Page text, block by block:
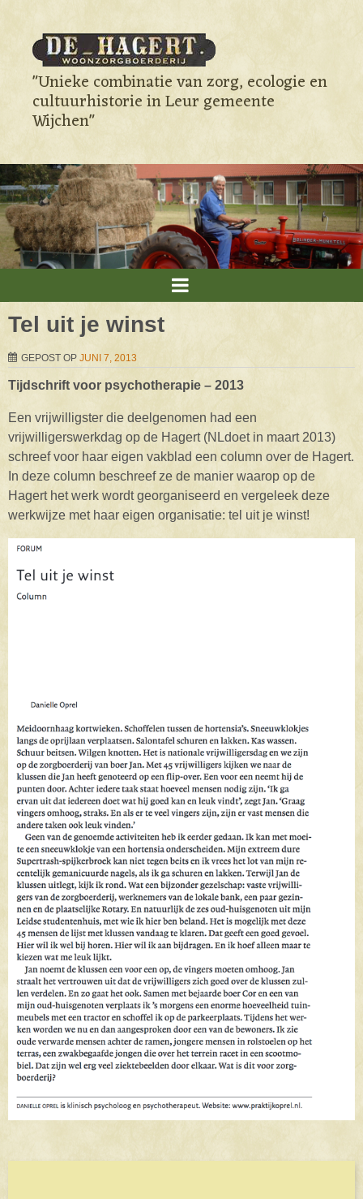
"Unieke combinatie van zorg, ecologie en
cultuurhistorie in Leur gemeente
Wijchen"
Tel uit je winst
GEPOST OP JUNI 7, 2013
Tijdschrift voor psychotherapie – 2013
Een vrijwilligster die deelgenomen had een
vrijwilligerswerkdag op de Hagert (NLdoet in maart 2013)
schreef voor haar eigen vakblad een column over de Hagert.
In deze column beschreef ze de manier waarop op de
Hagert het werk wordt georganiseerd en vergeleek deze
werkwijze met haar eigen organisatie: tel uit je winst!